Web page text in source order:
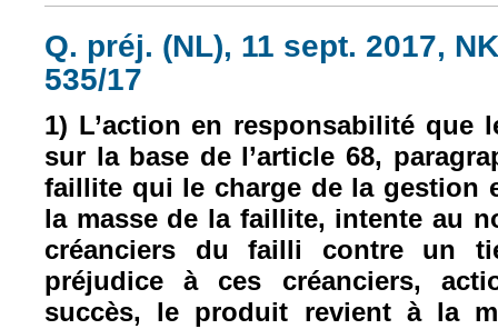
Q. préj. (NL), 11 sept. 2017,
535/17
1) L’action en responsabilité que
sur la base de l’article 68,
faillite qui le charge de la gestion
la masse de la faillite, intente au
créanciers du failli contre un
préjudice à ces créanciers,
succès, le produit revient à la